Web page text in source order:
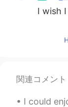
I wish
関連コメント
I could enjoy my first